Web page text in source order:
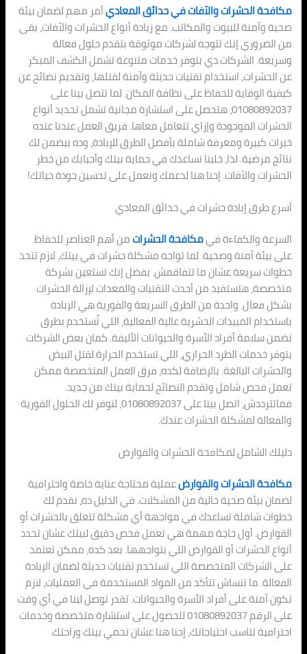
مكافحة الحشرات والآفات في حدائق المعاديأمر مهم لضمان بيئة
صحية وآمنة للبيوت والمكاتب. مع زيادة أنواع الحشرات والآفات، بقى
من الضروري إنك تتوجه لشركات موثوقة بتقدم حلول فعالة
وسريعة. الشركات دي بتوفر خدمات متنوعة تشمل الكشف المبكر
عن الحشرات، استخدام تقنيات حديثة وآمنة لقتلها، وتقديم نصائح عن
كيفية الوقاية للحفاظ على نظافة المكان. لما تتصل بينا على
01080892037، هتحصل على استشارة مجانية تشمل تحديد أنواع
الحشرات الموجودة وإزاي تتعامل معاها. فريق العمل عندنا عنده
خبرات كبيرة ومعرفة شاملة بأفضل الطرق للإبادة، وده بيضمن لك
نتائج مرضية. لذا، خلينا نساعدك في حماية بيتك وأحبابك من خطر
الحشرات والآفات. إحنا هنا لدعمك ونعمل على تحسين جودة حياتك!
أسرع طرق إبادة حشرات في حدائق المعادي
السرعة والكفاءة فيمكافحة الحشراتمن أهم العناصر للحفاظ
على بيئة آمنة وصحية. لما تواجه مشكلة حشرات في بيتك، لازم تتخذ
خطوات سريعة عشان ما تتفاقمش. بفضل إنك تستعين بشركة
متخصصة، هتستفيد من أحدث التقنيات والمعدات لإزالة الحشرات
بشكل فعال. واحدة من الطرق السريعة والفورية هي الإبادة
باستخدام المبيدات الحشرية عالية الفعالية، اللي تُستخدم بطرق
تضمن سلامة أفراد الأسرة والحيوانات الأليفة. كمان بعض الشركات
بتوفر خدمات الطرد الحراري، اللي تستخدم الحرارة لقتل البيض
والحشرات البالغة. بالإضافة لكده، فرق العمل المتخصصة ممكن
تعمل فحص شامل وتقدم النصائح لحماية بيتك من جديد.
فماتترددش، اتصل بينا على 01080892037، لنوفر لك الحلول الفورية
والفعالة لمشكلة الحشرات عندك.
دليلك الشامل لمكافحة الحشرات والقوارض
مكافحة الحشرات والقوارضعملية محتاجة عناية خاصة واحترافية
لضمان بيئة صحية خالية من المشكلات. في الدليل ده، نقدم لك
خطوات شاملة تساعدك في مواجهة أي مشكلة تتعلق بالحشرات أو
القوارض. أول حاجة مهمة هي تعمل فحص دقيق لبيتك عشان تحدد
أنواع الحشرات أو القوارض اللي بتواجهها. بعد كده، ممكن تعتمد
على الشركات المتخصصة اللي تستخدم تقنيات حديثة لضمان الإبادة
الفعالة. ما تنساش تتأكد من المواد المستخدمة في العمليات، لازم
تكون آمنة على أفراد الأسرة والحيوانات. تقدر توصل لينا في أي وقت
على الرقم 01080892037 للحصول على استشارة متخصصة وخدمات
احترافية تناسب احتياجاتك، إحنا هنا عشان نحمي بيتك وراحتك.